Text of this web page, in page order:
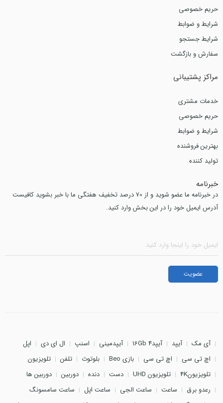
حریم خصوصی
شرایط و ضوابط
شرایط جستجو
سفارش و بازگشت
مراکز پشتیبانی
خدمات مشتری
حریم خصوصی
شرایط و ضوابط
بهترین فروشنده
تولید کننده
خبرنامه
در خبرنامه ما عضو شوید و از 70 درصد تخفیف هفتگی ما با خبر بشوید کافیست
آدرس ایمیل خود را در این بخش وارد کنید.
آی مک آیپد آیپد4 16Gb آیپدمینی اسنپ ال ای دی
اپل
اچ تی سی
اچ تی سی بازی Beo بلوتوث تلفن
تلویزیون
تلویزیون4K
تلویزیون UHD دست دنده دوربین
دوربین ها
رعدو برق
ساعت ساعت الجی ساعت اپل
ساعت سامسونگ